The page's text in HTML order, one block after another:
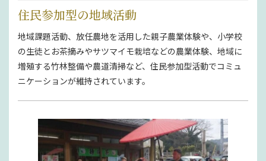
住民参加型の地域活動
地域課題活動、放任農地を活用した親子農業体験や、小学校
の生徒とお茶摘みやサツマイモ栽培などの農業体験、地域に
増殖する竹林整備や農道清掃など、住民参加型活動でコミュ
ニケーションが維持されています。